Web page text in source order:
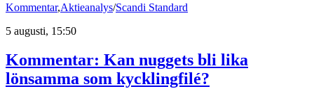
Kommentar,Aktieanalys/Scandi Standard
5 augusti, 15:50
Kommentar: Kan nuggets bli lika
lönsamma som kycklingfilé?